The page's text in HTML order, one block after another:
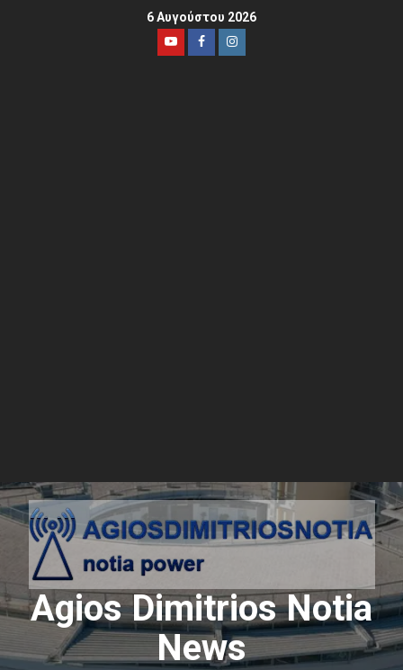
6 Αυγούστου 2026
Agios Dimitrios Notia
News